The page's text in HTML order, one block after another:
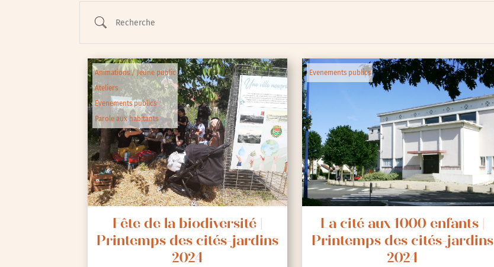
Animations / Jeune public
Ateliers
Evenements publics
Parole aux habitants
Fête de la biodiversité |
Printemps des cités-jardins
2024
Evenements publics
La cité aux 1000 enfants |
Printemps des cités-jardins
2024